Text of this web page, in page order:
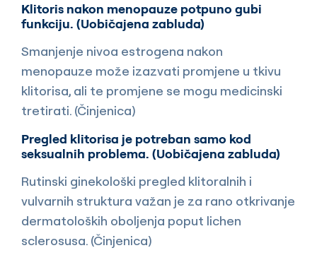
Klitoris nakon menopauze potpuno gubi
funkciju. (Uobičajena zabluda)
Smanjenje nivoa estrogena nakon
menopauze može izazvati promjene u tkivu
klitorisa, ali te promjene se mogu medicinski
tretirati. (Činjenica)
Pregled klitorisa je potreban samo kod
seksualnih problema. (Uobičajena zabluda)
Rutinski ginekološki pregled klitoralnih i
vulvarnih struktura važan je za rano otkrivanje
dermatoloških oboljenja poput lichen
sclerosusa. (Činjenica)